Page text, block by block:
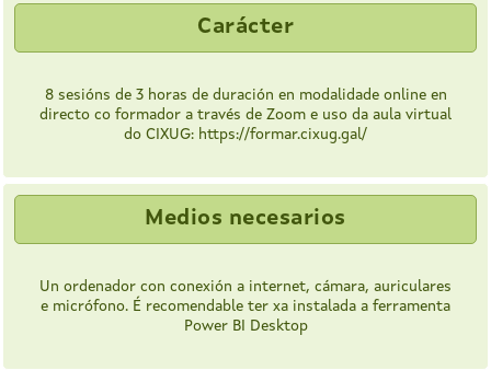
Carácter
8 sesións de 3 horas de duración en modalidade online en
directo co formador a través de Zoom e uso da aula virtual
do CIXUG: https://formar.cixug.gal/
Medios necesarios
Un ordenador con conexión a internet, cámara, auriculares
e micrófono. É recomendable ter xa instalada a ferramenta
Power BI Desktop